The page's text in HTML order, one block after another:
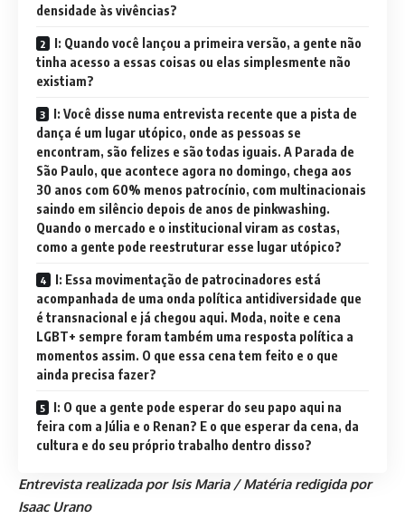
densidade às vivências?
I: Quando você lançou a primeira versão, a gente não
tinha acesso a essas coisas ou elas simplesmente não
existiam?
I: Você disse numa entrevista recente que a pista de
dança é um lugar utópico, onde as pessoas se
encontram, são felizes e são todas iguais. A Parada de
São Paulo, que acontece agora no domingo, chega aos
30 anos com 60% menos patrocínio, com multinacionais
saindo em silêncio depois de anos de pinkwashing.
Quando o mercado e o institucional viram as costas,
como a gente pode reestruturar esse lugar utópico?
I: Essa movimentação de patrocinadores está
acompanhada de uma onda política antidiversidade que
é transnacional e já chegou aqui. Moda, noite e cena
LGBT+ sempre foram também uma resposta política a
momentos assim. O que essa cena tem feito e o que
ainda precisa fazer?
I: O que a gente pode esperar do seu papo aqui na
feira com a Júlia e o Renan? E o que esperar da cena, da
cultura e do seu próprio trabalho dentro disso?
Entrevista realizada por Isis Maria / Matéria redigida por
Isaac Urano